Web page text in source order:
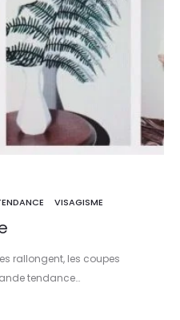
VISAGISME
rallongent, les coupes
tendance…